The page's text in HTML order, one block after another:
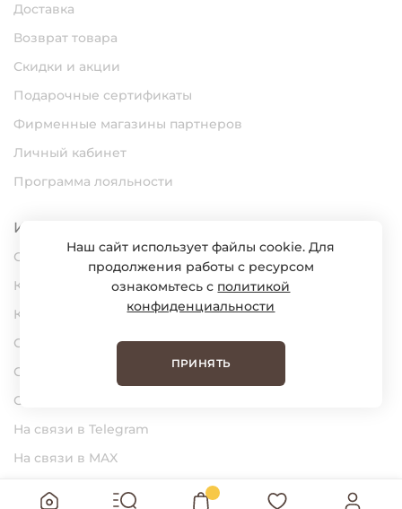
Доставка
Возврат товара
Скидки и акции
Подарочные сертификаты
Фирменные магазины партнеров
Личный кабинет
Программа лояльности
Информация
О нас
Карьера
Контакты
Статьи
Сертификаты
Обратная связь
На связи в Telegram
На связи в MAX
Наш сайт использует файлы cookie. Для
продолжения работы с ресурсом
ознакомьтесь с политикой
конфиденциальности
ПРИНЯТЬ